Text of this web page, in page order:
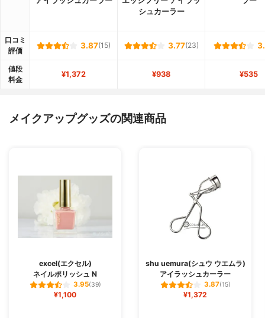
シュカーラー
口コミ
評価
3.87(15) 3.77(23)
値段
料金
¥1,372 ¥938 ¥535
メイクアップグッズの関連商品
excel(エクセル)
ネイルポリッシュ N
3.95(39)
¥1,100
shu uemura(シュウ ウエムラ)
アイラッシュカーラー
3.87(15)
¥1,372